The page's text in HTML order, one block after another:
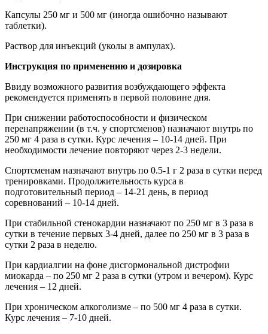
Капсулы 250 мг и 500 мг (иногда ошибочно называют
таблетки).
Раствор для инъекций (уколы в ампулах).
Инструкция по применению и дозировка
Ввиду возможного развития возбуждающего эффекта
рекомендуется применять в первой половине дня.
При снижении работоспособности и физическом
перенапряжении (в т.ч. у спортсменов) назначают внутрь по
250 мг 4 раза в сутки. Курс лечения – 10-14 дней. При
необходимости лечение повторяют через 2-3 недели.
Спортсменам назначают внутрь по 0.5-1 г 2 раза в сутки перед
тренировками. Продолжительность курса в
подготовительный период – 14-21 день, в период
соревнований – 10-14 дней.
При стабильной стенокардии назначают по 250 мг в 3 раза в
сутки в течение первых 3-4 дней, далее по 250 мг в 3 раза в
сутки 2 раза в неделю.
При кардиалгии на фоне дисгормональной дистрофии
миокарда – по 250 мг 2 раза в сутки (утром и вечером). Курс
лечения – 12 дней.
При хроническом алкоголизме – по 500 мг 4 раза в сутки.
Курс лечения – 7-10 дней.